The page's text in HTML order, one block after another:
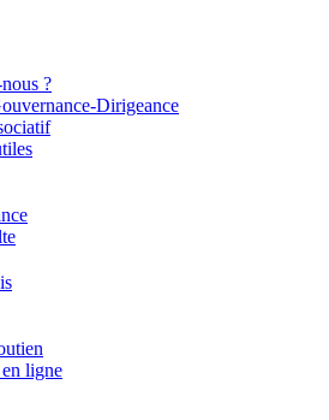
?
Dirigeance
ligne